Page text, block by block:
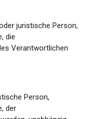
juristische Person,
die
Verantwortlichen
Person,
der